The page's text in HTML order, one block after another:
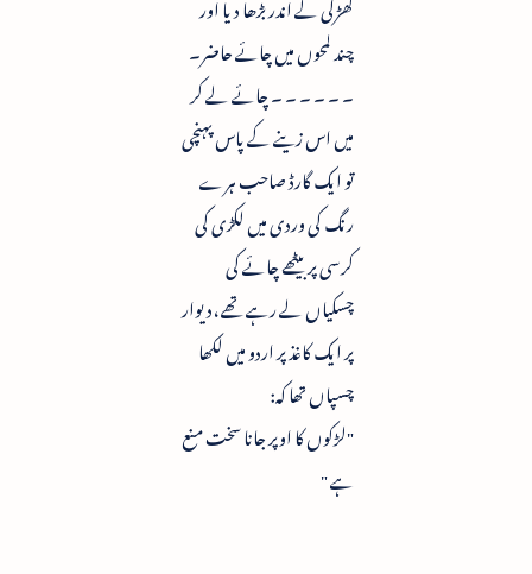
چند لمحوں میں چائے حاضر۔
۔ ۔ ۔ ۔ ۔ ۔ چائے لے کر
میں اس زینے کے پاس پہنچی
تو ایک گارڈ صاحب ہرے
رنگ کی وردی میں لکڑی کی
کرسی پر بیٹھے چائے کی
چسکیاں لے رہے تھے ،دیوار
پر ایک کاغذ پر اردو میں لکھا
چسپاں تھا کہ:
"لڑکوں کا اوپر جانا سخت منع
ہے "